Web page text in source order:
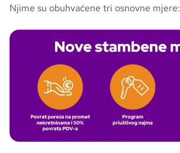
Njime su obuhvaćene tri osnovne mjere: